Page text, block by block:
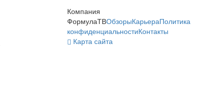
Компания
ФормулаТВОбзорыКарьераПолитика
конфиденциальностиКонтакты
Карта сайта